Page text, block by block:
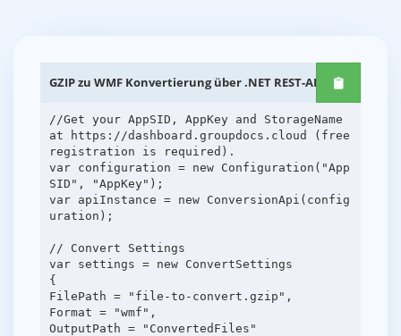
GZIP zu WMF Konvertierung über .NET REST-APIs
//Get your AppSID, AppKey and StorageName
at https://dashboard.groupdocs.cloud (free
registration is required).
var configuration = new Configuration("App
SID", "AppKey");
var apiInstance = new ConversionApi(config
uration);
// Convert Settings
var settings = new ConvertSettings
{
FilePath = "file-to-convert.gzip",
Format = "wmf",
OutputPath = "ConvertedFiles"